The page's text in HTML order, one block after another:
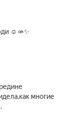
☺️🫴✨
многие